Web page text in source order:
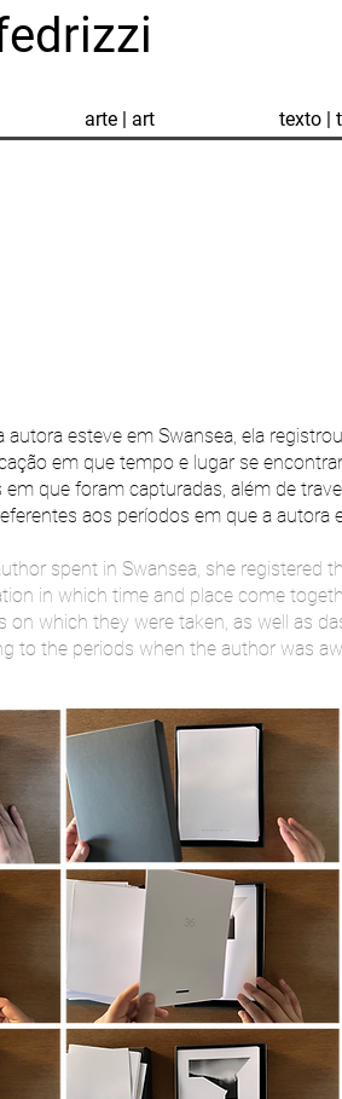
arte | art texto |
autora esteve em Swansea, ela
em que tempo e lugar se
que foram capturadas, além de
aos períodos em que a autora
spent in Swansea, she registered
in which time and place come
on which they were taken, as well as
to the periods when the author was